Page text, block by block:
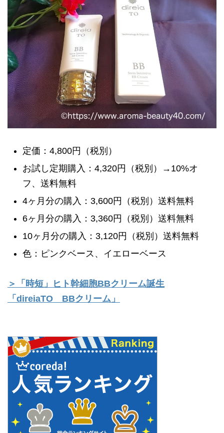
定価：4,800円（税別）
お試し定期購入：4,320円（税別）→10%オ
フ、送料無料
4ヶ月分の購入：3,600円（税別）送料無料
6ヶ月分の購入：3,360円（税別）送料無料
10ヶ月分の購入：3,120円（税別）送料無料
色：ピンクベース、イエローベース
＞「時短」ヒト幹細胞BBクリーム誕生
「direiaTO BBクリーム」